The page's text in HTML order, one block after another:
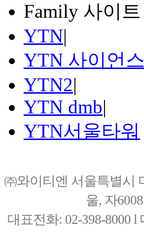
Family 사이
YTN|
YTN 사이언스
YTN2|
YTN dmb|
YTN서울타워
㈜와이티엔 서울특별시
울, 자
대표전화: 02-398-8000